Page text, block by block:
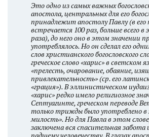
Это одно из самых важных
апостола, центральных для его
принадлежит апостолу Павлу (в его
встречается 100 раз, больше всего
раза), до него оно в этом значении
употреблялось. Но он сделал его
слов христианского богословского
греческое слово «харис» в светском
«прелесть, очарование, обаяние,
привлекательность» (ср. его
«грация»). В эллинистическом
«харис» редко имело религиозное
Септуагинте, греческом переводе
только трижды было употреблено в
милость». Но для Павла в этом
заключена вся спасительная забота